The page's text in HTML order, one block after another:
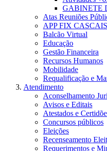
GABINETE
Atas Reuniões
APP FIX CASCAIS
Balcão Virtual
Educação
Gestão Financeira
Recursos Humanos
Mobilidade
Requalificação e
Atendimento
Aconselhamento
Avisos e Editais
Atestados e
Concursos públicos
Eleições
Recenseamento
Requerimentos e